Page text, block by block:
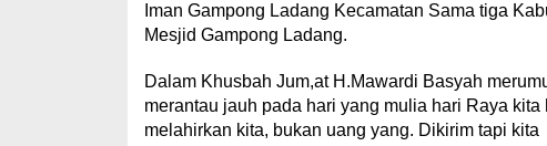
Iman Gampong Ladang Kecamatan Sama tiga
Mesjid Gampong Ladang.
Dalam Khusbah Jum,at H.Mawardi Basyah
merantau jauh pada hari yang mulia hari Raya
melahirkan kita, bukan uang yang. Dikirim tapi